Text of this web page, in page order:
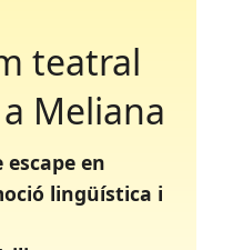
teatral
Meliana
en
lingüística i